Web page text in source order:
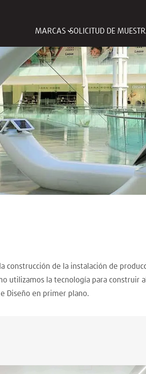
MARCAS SOLICITUD DE
construcción de la instalación de
utilizamos la tecnología para
Diseño en primer plano.